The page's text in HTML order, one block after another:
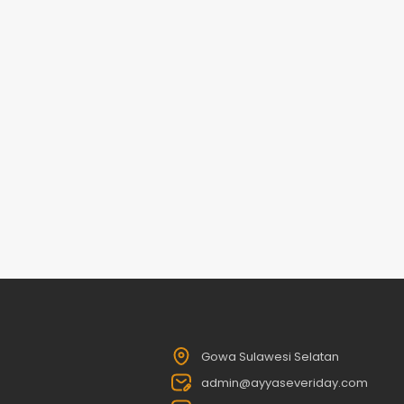
Gowa Sulawesi Selatan
admin@ayyaseveriday.com